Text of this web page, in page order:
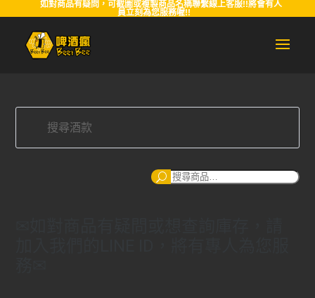
如對商品有疑問，可截圖或複製商品名稱聯繫線上客服!!將會有人
員立刻為您服務喔!!
搜